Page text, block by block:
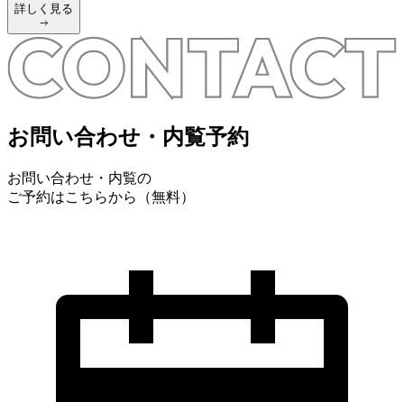
詳しく見る
お問い合わせ・内覧予約
お問い合わせ・内覧の
ご予約はこちらから（無料）